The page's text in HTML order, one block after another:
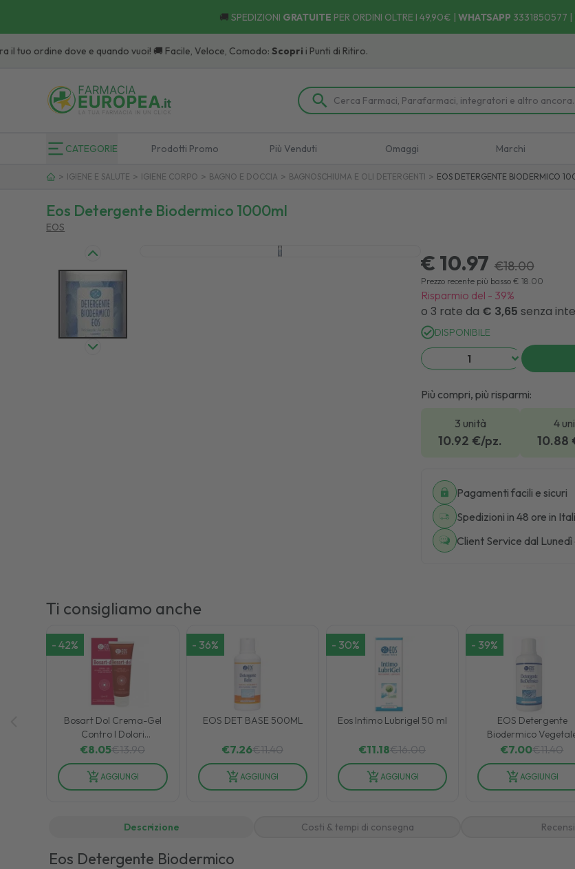
🚚 SPEDIZIONI GRATUITE PER ORDINI OLTRE I 49,90€ | WHATSAPP 3331850577 |
dove e quando vuoi! 🚚 Facile, Veloce, Comodo:Scopri i Punti di Ritiro.
CATEGORIE Prodotti Promo Più Venduti Omaggi Marchi
> IGIENE E SALUTE > IGIENE CORPO > BAGNO E DOCCIA > BAGNOSCHIUMA E OLI DETERGENTI > EOS DETERGENTE BIODERMICO
Eos Detergente Biodermico 1000ml
EOS
€ 10.97 €18.00
Prezzo recente più basso€ 18.00
Risparmio del - 39%
DISPONIBILE
Più compri, più risparmi:
3 unità
10.92 €/pz.
4
10.88
Pagamenti facili e sicuri
Spedizioni in 48 ore in
Client Service dal
Ti consigliamo anche
- 42%
Bosart Dol Crema-Gel
Contro I Dolori
Osteoarticolari 125 ml
€8.05€13.90
AGGIUNGI
- 36%
EOS DET BASE 500ML
€7.26€11.40
AGGIUNGI
- 30%
Eos Intimo Lubrigel 50 ml
€11.18€16.00
AGGIUNGI
- 39%
EOS Detergente
Biodermico
500 ml
€7.00€11.40
AGGIUNGI
Descrizione Costi & tempi di consegna
Eos Detergente Biodermico